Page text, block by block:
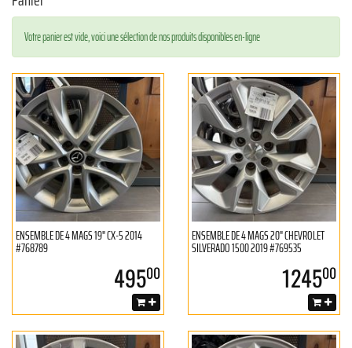
Votre panier est vide, voici une sélection de nos produits disponibles en-ligne
ENSEMBLE DE 4 MAGS 19" CX-5 2014
#768789
49500
ENSEMBLE DE 4 MAGS 20" CHEVROLET
SILVERADO 1500 2019 #769535
124500